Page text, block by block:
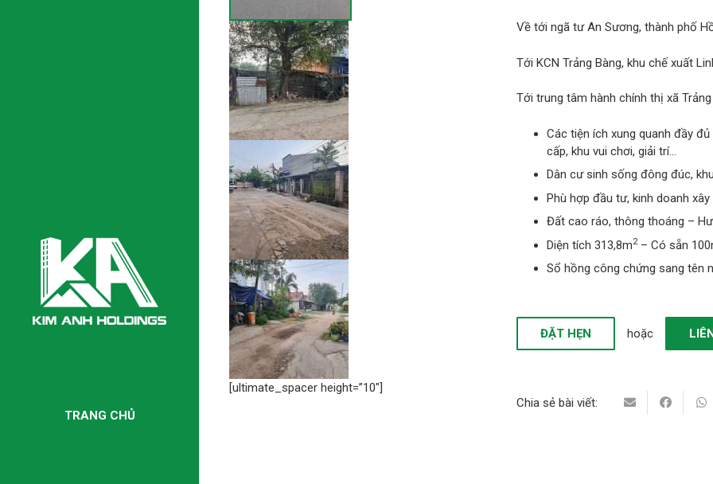
TRANG CHỦ
[ultimate_spacer height=”10″]
Về tới ngã tư An Sương, thành phố
Tới KCN Trảng Bàng, khu chế xuất
Tới trung tâm hành chính thị xã
Các tiện ích xung quanh đầy
cấp, khu vui chơi, giải trí…
Dân cư sinh sống đông đúc,
Phù hợp đầu tư, kinh doanh
Đất cao ráo, thông thoáng –
Diện tích 313,8m2– Có sẵn
Sổ hồng công chứng sang tên
ĐẶT HẸN hoặc
Chia sẻ bài viết: